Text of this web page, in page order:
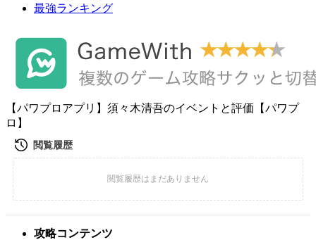
最強ランキング
【パワプロアプリ】須々木清吾のイベントと評価【パワプ
ロ】
攻略コンテンツ